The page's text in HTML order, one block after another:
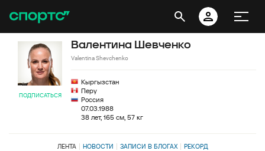
ПОДПИСАТЬСЯ
Валентина Шевченко
Valentina Shevchenko
Кыргызстан
Перу
Россия
07.03.1988
38 лет, 165 см, 57 кг
ЛЕНТА НОВОСТИ ЗАПИСИ В БЛОГАХ РЕКОРД